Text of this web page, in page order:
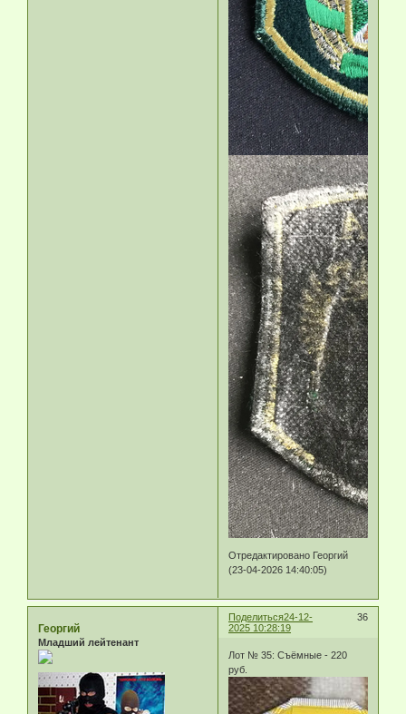
Отредактировано Георгий
(23-04-2026 14:40:05)
Поделиться 36
24-12-
2025 10:28:19
Георгий
Младший лейтенант
Лот № 35: Съёмные - 220
руб.